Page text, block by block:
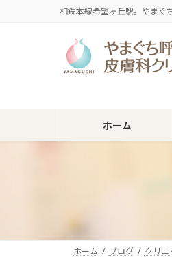
ッ
移
相鉄本線希望ヶ丘駅。やまぐ
ホーム
ホーム ブログ クリニ